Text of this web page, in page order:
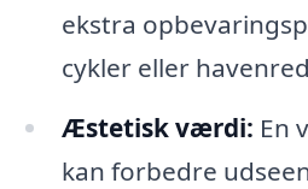
ekstra
cykler eller
Æstetisk værdi: En
kan forbedre